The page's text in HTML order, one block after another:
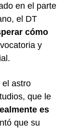
en el parte
el DT
cómo
y
el astro
que le
es
que su